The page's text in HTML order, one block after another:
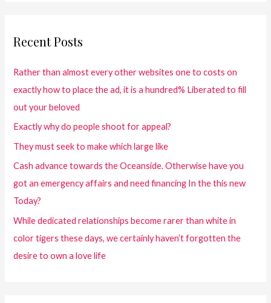
Recent Posts
Rather than almost every other websites one to costs on
exactly how to place the ad, it is a hundred% Liberated to fill
out your beloved
Exactly why do people shoot for appeal?
They must seek to make which large like
Cash advance towards the Oceanside. Otherwise have you
got an emergency affairs and need financing In the this new
Today?
While dedicated relationships become rarer than white in
color tigers these days, we certainly haven’t forgotten the
desire to own a love life